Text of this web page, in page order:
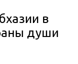
в
души